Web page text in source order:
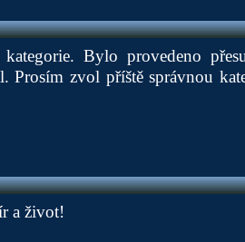
Bylo provedeno
zvol příště správnou
a život!